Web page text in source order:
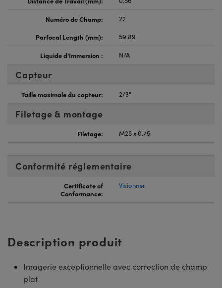
Numéro de Champ:
22
Parfocal Length (mm):
59.89
Liquide d'Immersion : N/A
Capteur
Taille maximale du capteur: 2/3"
Filetage & montage
Filetage: M25 x 0.75
Conformité réglementaire
Certificate of
Conformance:
Visionner
Description produit
Imagerie exceptionnelle avec correction de champ
plat